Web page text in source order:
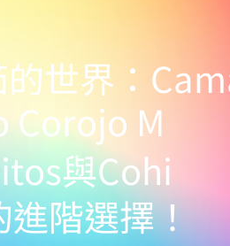
COHIBA
進